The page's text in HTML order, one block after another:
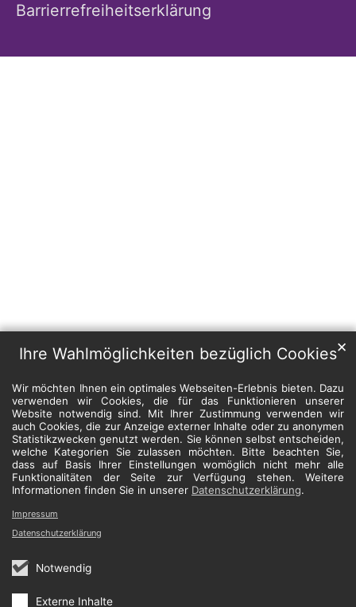
Ihre Wahlmöglichkeiten bezüglich Cookies
Wir möchten Ihnen ein optimales Webseiten-Erlebnis bieten. Dazu
verwenden wir Cookies, die für das Funktionieren unserer
Website notwendig sind. Mit Ihrer Zustimmung verwenden wir
auch Cookies, die zur Anzeige externer Inhalte oder zu anonymen
Statistikzwecken genutzt werden. Sie können selbst entscheiden,
welche Kategorien Sie zulassen möchten. Bitte beachten Sie,
dass auf Basis Ihrer Einstellungen womöglich nicht mehr alle
Funktionalitäten der Seite zur Verfügung stehen. Weitere
Informationen finden Sie in unserer Datenschutzerklärung.
Notwendig
Externe Inhalte
✕
Impressum
Datenschutzerklärung
Barrierrefreiheitserklärung